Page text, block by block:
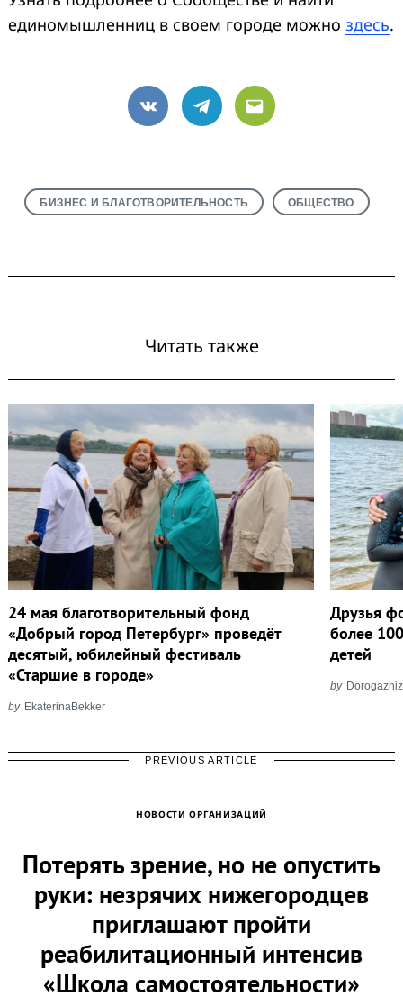
единомышленниц в своем городе можно здесь.
VK Telegram
Email
БИЗНЕС И БЛАГОТВОРИТЕЛЬНОСТЬ ОБЩЕСТВО
Читать также
24 мая благотворительный фонд
«Добрый город Петербург» проведёт
десятый, юбилейный фестиваль
«Старшие в городе»
by EkaterinaBekker
Друзья
более
детей
by
PREVIOUS ARTICLE
НОВОСТИ ОРГАНИЗАЦИЙ
Потерять зрение, но не опустить
руки: незрячих нижегородцев
приглашают пройти
реабилитационный интенсив
«Школа самостоятельности»